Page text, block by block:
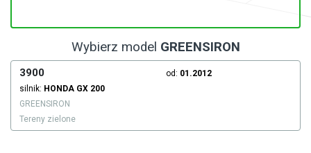
Wybierz model GREENSIRON
3900 od: 01.2012
silnik: HONDA GX 200
GREENSIRON
Tereny zielone